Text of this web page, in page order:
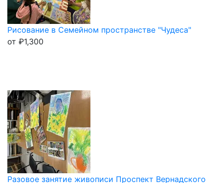
Рисование в Семейном пространстве "Чудеса"
от ₽1,300
Разовое занятие живописи Проспект Вернадского